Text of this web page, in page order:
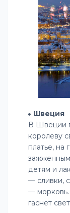
Швеция
В Швеции
королеву
платье, на
детям и
— сливки,
—
гаснет